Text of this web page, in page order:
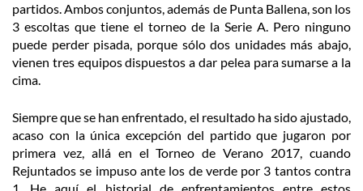
partidos. Ambos conjuntos, además de Punta Ballena, son los
3 escoltas que tiene el torneo de la Serie A. Pero ninguno
puede perder pisada, porque sólo dos unidades más abajo,
vienen tres equipos dispuestos a dar pelea para sumarse a la
cima.
Siempre que se han enfrentado, el resultado ha sido ajustado,
acaso con la única excepción del partido que jugaron por
primera vez, allá en el Torneo de Verano 2017, cuando
Rejuntados se impuso ante los de verde por 3 tantos contra